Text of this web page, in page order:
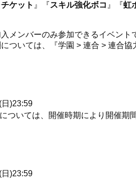
ケット 』『スキル強化ボコ 』『虹
メンバーのみ参加できるイベント
ついては、『学園 > 連合 > 連合
)23:59
ついては、開催時期により開催期
)23:59